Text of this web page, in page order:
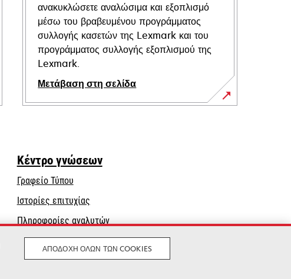
ανακυκλώσετε αναλώσιμα και εξοπλισμό
μέσω του βραβευμένου προγράμματος
συλλογής κασετών της Lexmark και του
προγράμματος συλλογής εξοπλισμού της
Lexmark.
Μετάβαση στη σελίδα
Κέντρο γνώσεων
Γραφείο Τύπου
Ιστορίες επιτυχίας
Πληροφορίες αναλυτών
ΑΠΟΔΟΧΉ ΌΛΩΝ ΤΩΝ COOKIES